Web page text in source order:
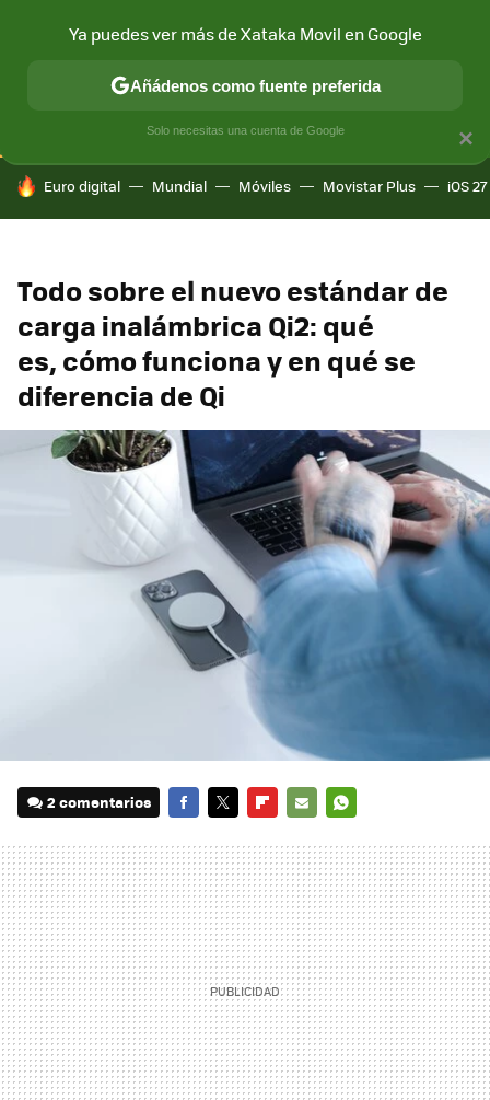
CONECTIVIDAD MÓVIL Y SOCIEDAD APLICACIONES
HOY SE HABLA DE
Euro digital Mundial Móviles Movistar Plus iOS 27
Todo sobre el nuevo estándar de
carga inalámbrica Qi2: qué
es, cómo funciona y en qué se
diferencia de Qi
2 comentarios
MAIL
×
Ya puedes ver más de Xataka Movil en Google
Añádenos como fuente preferida
Solo necesitas una cuenta de Google